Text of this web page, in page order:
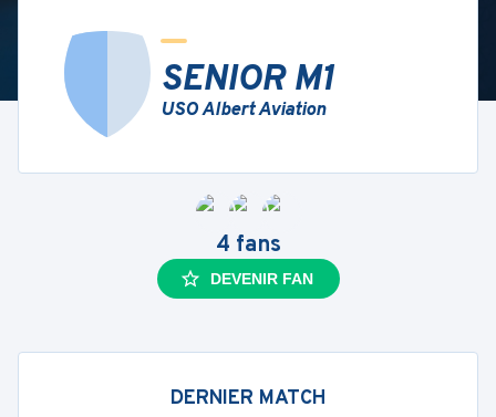
SENIOR M1
USO Albert Aviation
4 fans
DEVENIR FAN
DERNIER MATCH